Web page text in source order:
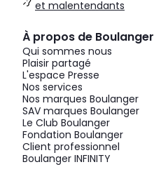
et malentendants
À propos de Boulanger
Qui sommes nous
Plaisir partagé
L'espace Presse
Nos services
Nos marques Boulanger
SAV marques Boulanger
Le Club Boulanger
Fondation Boulanger
Client professionnel
Boulanger INFINITY